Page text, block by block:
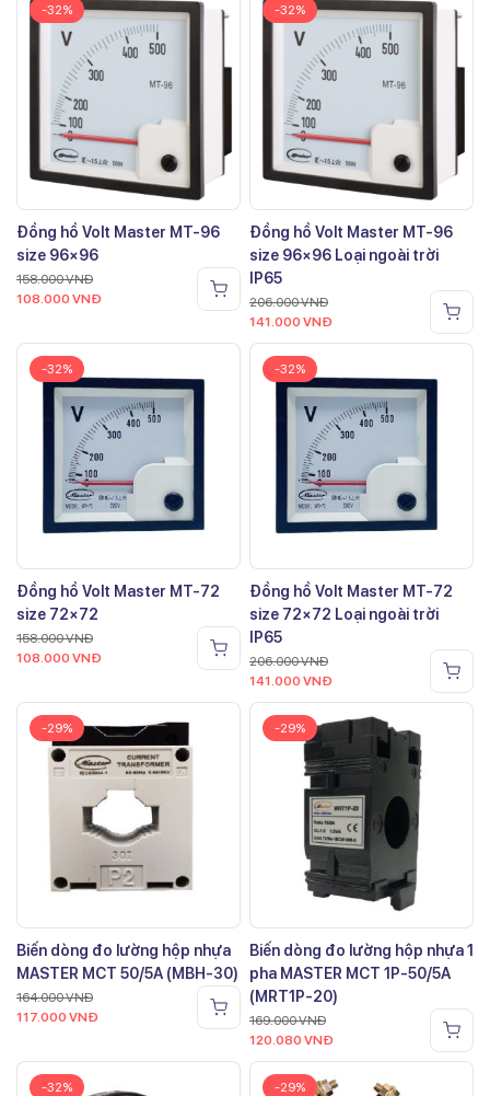
-32%
Đồng hồ Volt Master MT-96
size 96×96
158.000VNĐ
108.000 VNĐ
-32%
Đồng hồ Volt Master MT-96
size 96×96 Loại ngoài trời
IP65
206.000VNĐ
141.000 VNĐ
-32%
Đồng hồ Volt Master MT-72
size 72×72
158.000VNĐ
108.000 VNĐ
-32%
Đồng hồ Volt Master MT-72
size 72×72 Loại ngoài trời
IP65
206.000VNĐ
141.000 VNĐ
-29%
Biến dòng đo lường hộp nhựa
MASTER MCT 50/5A (MBH-30)
164.000VNĐ
117.000 VNĐ
-29%
Biến dòng đo lường hộp nhựa 1
pha MASTER MCT 1P-50/5A
(MRT1P-20)
169.000VNĐ
120.080 VNĐ
-32% -29%